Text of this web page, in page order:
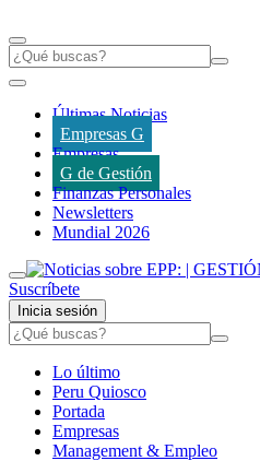
Últimas Noticias
Empresas G
Empresas
G de Gestión
Finanzas Personales
Newsletters
Mundial 2026
Suscríbete
Inicia sesión
Lo último
Peru Quiosco
Portada
Empresas
Management & Empleo